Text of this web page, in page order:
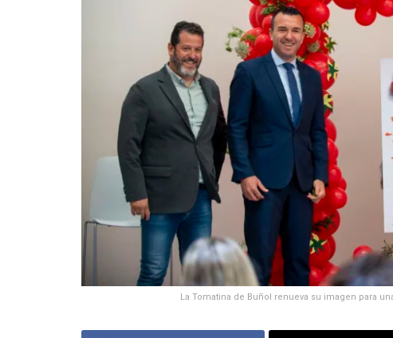
La Tomatina de Buñol renueva su imagen para